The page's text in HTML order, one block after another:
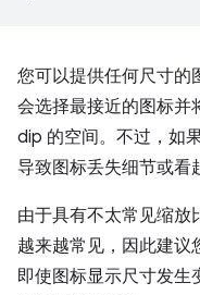
您可以提供任何尺寸
会选择最接近的图标并
dip 的空间。不过，如
导致图标丢失细节或看
由于具有不太常见缩放
越来越常见，因此建议
即使图标显示尺寸发生